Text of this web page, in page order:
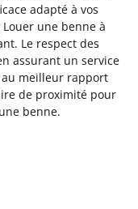
adapté à vos
une benne à
Le respect des
assurant un service
au meilleur rapport
de proximité pour
benne.